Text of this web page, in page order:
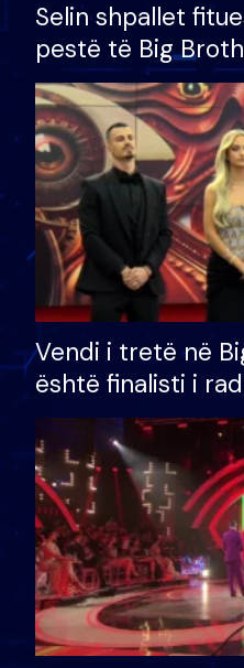
Selin shpallet
pestë të Big
çmimin e madh
Vendi i tretë në
është finalisti i